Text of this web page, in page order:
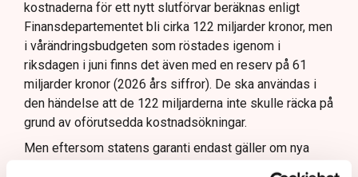
kostnaderna för ett nytt slutförvar beräknas enligt
Finansdepartementet bli cirka 122 miljarder kronor, men
i vårändringsbudgeten som röstades igenom i
riksdagen i juni finns det även med en reserv på 61
miljarder kronor (2026 års siffror). De ska användas i
den händelse att de 122 miljarderna inte skulle räcka på
grund av oförutsedda kostnadsökningar.
Men eftersom statens garanti endast gäller om nya